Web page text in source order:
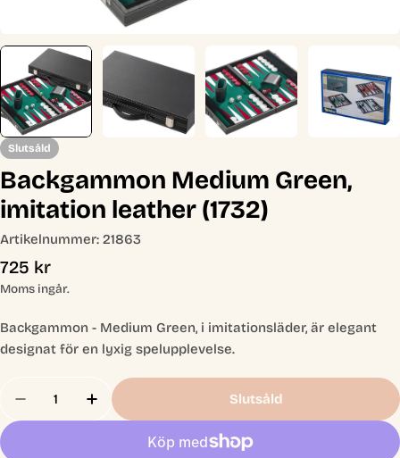
Slutsåld
Backgammon Medium Green,
imitation leather (1732)
Artikelnummer: 21863
Ordinarie
pris
725 kr
Moms ingår.
Backgammon - Medium Green, i imitationsläder, är elegant
designat för en lyxig spelupplevelse.
Minska Antal För Backgammon Medium Green,
Öka Antal För Backgammon Medium
Slutsåld